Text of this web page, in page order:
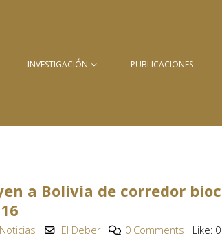
INVESTIGACIÓN PUBLICACIONES
a Bolivia de corredor
El Deber 0 Comments Like: 0